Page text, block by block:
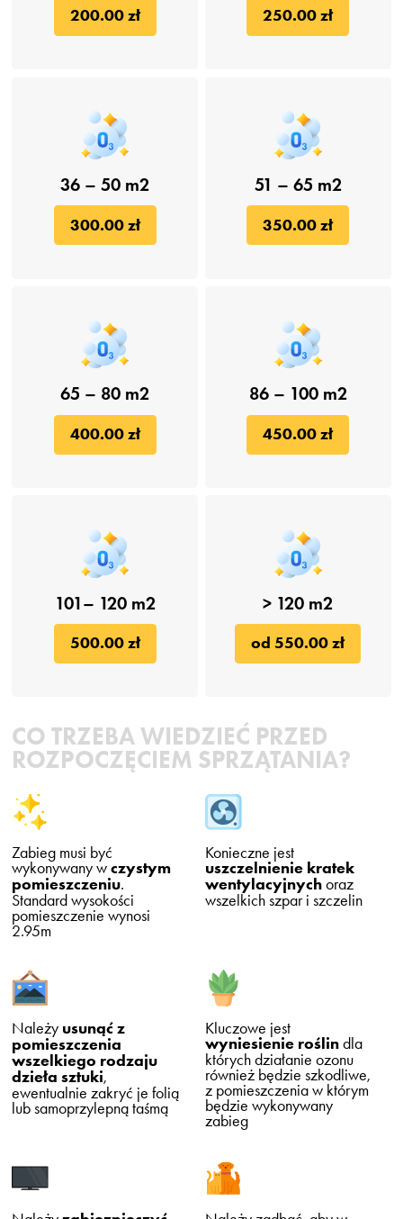
200.00 zł 250.00 zł
36 – 50 m2
300.00 zł
51 – 65 m2
350.00 zł
65 – 80 m2
400.00 zł
86 – 100 m2
450.00 zł
101– 120 m2
500.00 zł
> 120 m2
od 550.00 zł
CO TRZEBA WIEDZIEĆ PRZED
ROZPOCZĘCIEM SPRZĄTANIA?
Zabieg musi być
wykonywany wczystym
pomieszczeniu.
Standard wysokości
pomieszczenie wynosi
2.95m
Konieczne jest
uszczelnienie kratek
wentylacyjnychoraz
wszelkich szpar i szczelin
Należy usunąć z
pomieszczenia
wszelkiego rodzaju
dzieła sztuki,
ewentualnie zakryć je folią
lub samoprzylepną taśmą
Kluczowe jest
wyniesienie roślindla
których działanie ozonu
również będzie szkodliwe,
z pomieszczenia w którym
będzie wykonywany
zabieg